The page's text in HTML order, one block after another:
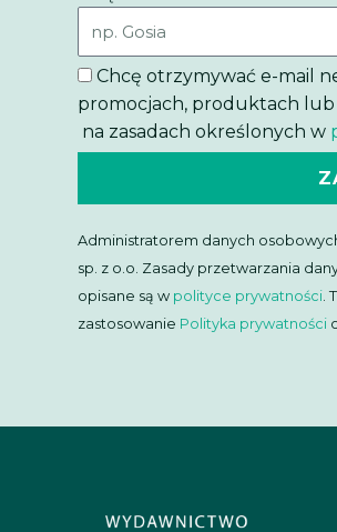
Chcę otrzymywać e-mail
promocjach, produktach lub
na zasadach określonych w
Administratorem danych
sp. z o.o. Zasady przetwarzania
opisane są w polityce prywatności.
zastosowanie Polityka prywatności